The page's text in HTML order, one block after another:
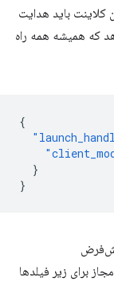
کلاینت باید هدایت
که همیشه همه راه
{
}
}
برای زیر فیلدها